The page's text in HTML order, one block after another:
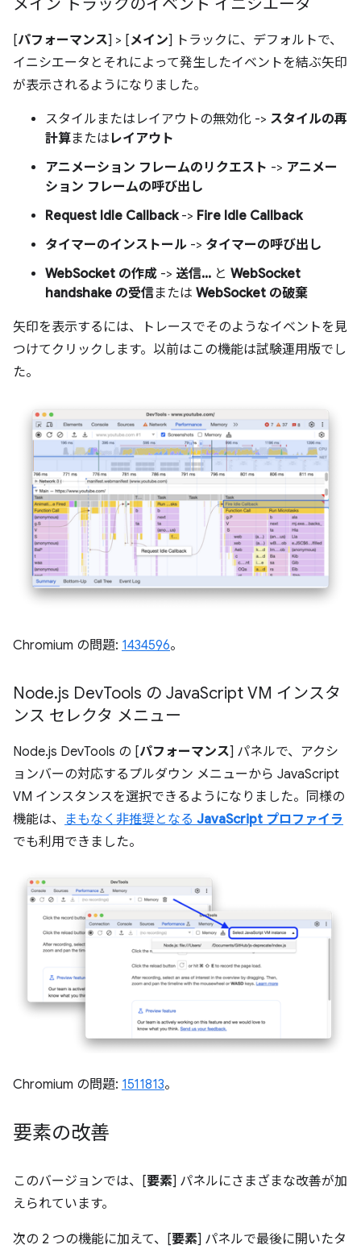
メイン トラックのイベント イニシエータ
[パフォーマンス] > [メイン] トラックに、デフォルトで、
イニシエータとそれによって発生したイベントを結ぶ矢印
が表示されるようになりました。
スタイルまたはレイアウトの無効化 -> スタイルの再
計算または レイアウト
アニメーション フレームのリクエスト -> アニメー
ション フレームの呼び出し
Request Idle Callback-> Fire Idle Callback
タイマーのインストール -> タイマーの呼び出し
WebSocket の作成 -> 送信... と WebSocket
handshake の受信または WebSocket の破棄
矢印を表示するには、トレースでそのようなイベントを見
つけてクリックします。以前はこの機能は試験運用版でし
た。
Chromium の問題: 1434596。
Node.js DevTools の JavaScript VM インスタ
ンス セレクタ メニュー
Node.js DevTools の [パフォーマンス] パネルで、アクシ
ョンバーの対応するプルダウン メニューから JavaScript
VM インスタンスを選択できるようになりました。同様の
機能は、
まもなく非推奨となる JavaScript プロファイラ
でも利用できました。
Chromium の問題: 1511813。
要素の改善
このバージョンでは、[要素] パネルにさまざまな改善が加
えられています。
次の 2 つの機能に加えて、[要素] パネルで最後に開いたタ